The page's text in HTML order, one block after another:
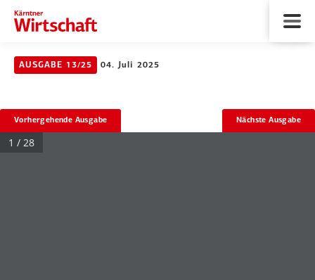
AUSGABE 13/25 04. Juli 2025
Vorhergehende Ausgabe Nächste Ausgabe
1 / 28